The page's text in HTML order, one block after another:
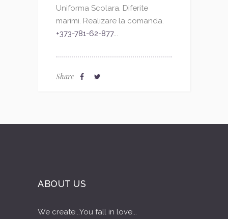
Uniforma Scolara. Diferite
marimi. Realizare la comanda.
+373-781-62-877...
Share
ABOUT US
We create...You fall in love...